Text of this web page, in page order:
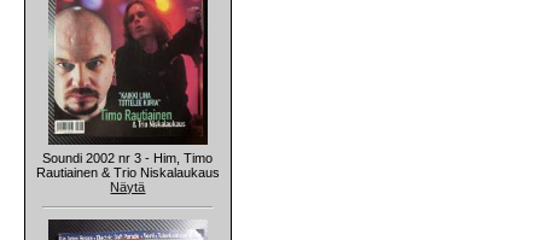
Soundi 2002 nr 3 - Him, Timo
Rautiainen & Trio Niskalaukaus
Näytä